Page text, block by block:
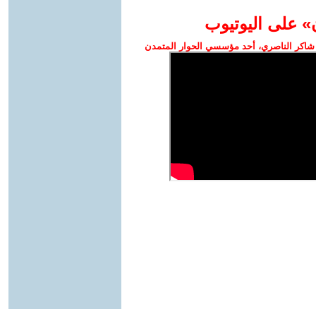
على اليوتيوب
الناصري، أحد مؤسسي الحوار المتمدن